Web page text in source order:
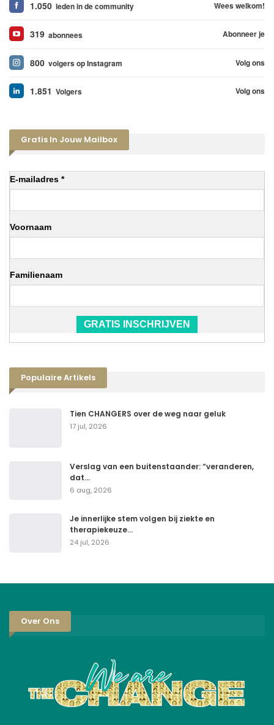
1.050 leden in de community Wees welkom!
319 abonnees Abonneer je
800 volgers op Instagram Volg ons
1.851 Volgers Volg ons
Gratis In Jouw Mailbox
E-mailadres *
Voornaam
Familienaam
GRATIS INSCHRIJVEN
Populaire Artikels
Tien CHANGERS over de weg naar geluk
17 jul, 2026
Verslag van een buitenstaander: “veranderen,
dat…
6 aug, 2026
Je innerlijke stem volgen bij ziekte en
therapiekeuze…
24 jul, 2026
Over Ons